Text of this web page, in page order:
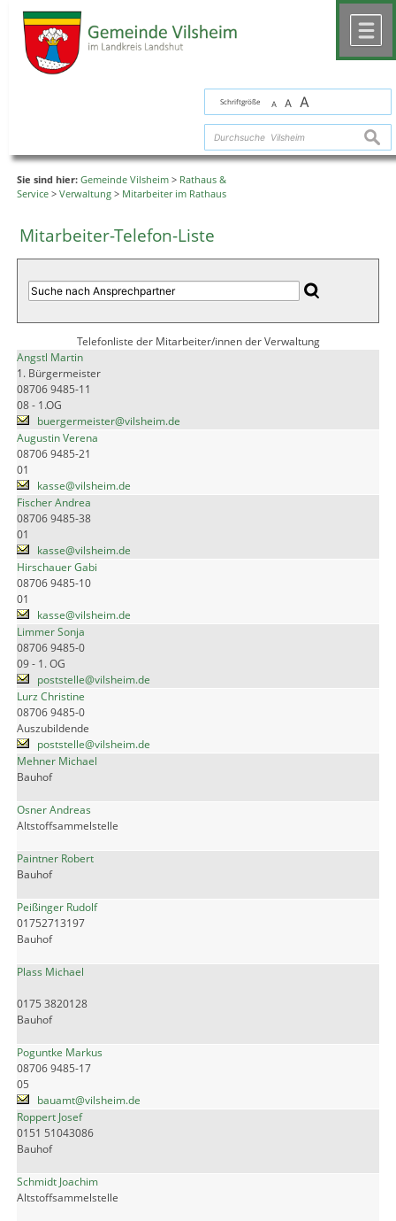
Schriftgröße A A A
Sie sind hier: Gemeinde Vilsheim > Rathaus &
Service > Verwaltung > Mitarbeiter im Rathaus
Mitarbeiter-Telefon-Liste
Telefonliste der Mitarbeiter/innen der Verwaltung
Angstl Martin
1. Bürgermeister
08706 9485-11
08 - 1.OG
buergermeister@vilsheim.de
Augustin Verena
08706 9485-21
01
kasse@vilsheim.de
Fischer Andrea
08706 9485-38
01
kasse@vilsheim.de
Hirschauer Gabi
08706 9485-10
01
kasse@vilsheim.de
Limmer Sonja
08706 9485-0
09 - 1. OG
poststelle@vilsheim.de
Lurz Christine
08706 9485-0
Auszubildende
poststelle@vilsheim.de
Mehner Michael
Bauhof
Osner Andreas
Altstoffsammelstelle
Paintner Robert
Bauhof
Peißinger Rudolf
01752713197
Bauhof
Plass Michael
0175 3820128
Bauhof
Poguntke Markus
08706 9485-17
05
bauamt@vilsheim.de
Roppert Josef
0151 51043086
Bauhof
Schmidt Joachim
Altstoffsammelstelle